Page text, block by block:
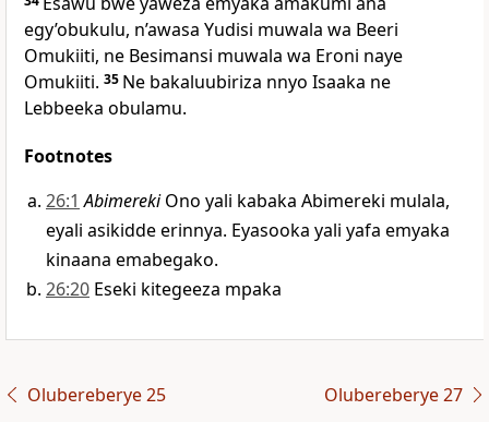
egy’obukulu, n’awasa Yudisi muwala wa Beeri
Omukiiti, ne Besimansi muwala wa Eroni naye
Omukiiti. 35 Ne bakaluubiriza nnyo Isaaka ne
Lebbeeka obulamu.
Footnotes
26:1 AbimerekiOno yali kabaka Abimereki mulala,
eyali asikidde erinnya. Eyasooka yali yafa emyaka
kinaana emabegako.
26:20 Eseki kitegeeza mpaka
Olubereberye 25 Olubereberye 27